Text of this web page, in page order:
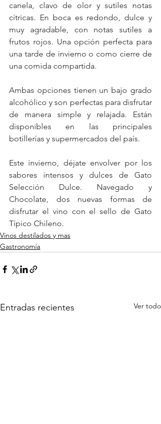
canela, clavo de olor y sutiles notas
cítricas. En boca es redondo, dulce y
muy agradable, con notas sutiles a
frutos rojos. Una opción perfecta para
una tarde de invierno o como cierre de
una comida compartida.
Ambas opciones tienen un bajo grado
alcohólico y son perfectas para disfrutar
de manera simple y relajada. Están
disponibles en las principales
botillerías y supermercados del país.
Este invierno, déjate envolver por los
sabores intensos y dulces de Gato
Selección Dulce. Navegado y
Chocolate, dos nuevas formas de
disfrutar el vino con el sello de Gato
Típico Chileno.
Vinos destilados y mas
Gastronomía
Entradas recientes Ver todo